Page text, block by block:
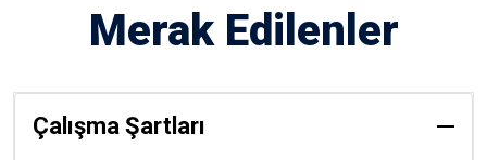
Merak Edilenler
Çalışma Şartları